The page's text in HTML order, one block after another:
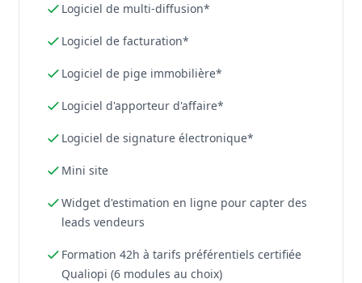
Logiciel de multi-diffusion*
Logiciel de facturation*
Logiciel de pige immobilière*
Logiciel d'apporteur d'affaire*
Logiciel de signature électronique*
Mini site
Widget d'estimation en ligne pour capter des
leads vendeurs
Formation 42h à tarifs préférentiels certifiée
Qualiopi (6 modules au choix)